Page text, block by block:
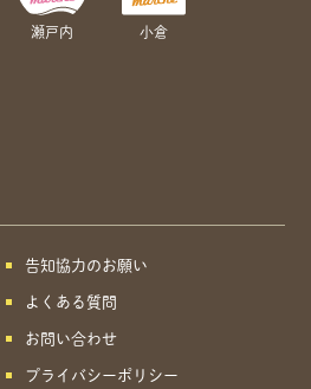
瀬戸内 小倉
告知協力のお願い
よくある質問
お問い合わせ
プライバシーポリシー